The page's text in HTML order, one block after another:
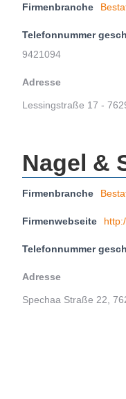
Firmenbranche
Telefonnummer
9421094
Adresse
Lessingstraße 17 -
Nagel &
Firmenbranche
Firmenwebseite
Telefonnummer
Adresse
Spechaa Straße 22,